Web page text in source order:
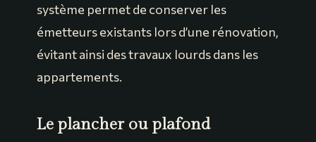
système permet de conserver les
émetteurs existants lors d’une rénovation,
évitant ainsi des travaux lourds dans les
appartements.
Le plancher ou plafond